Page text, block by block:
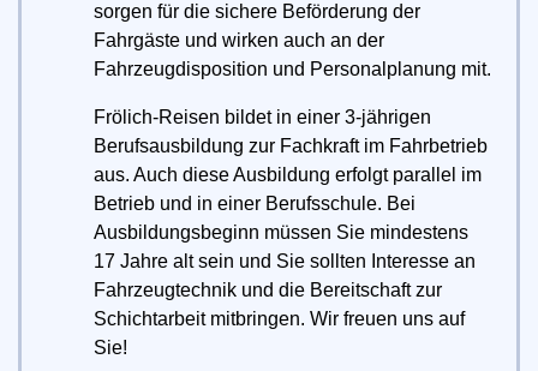
sorgen für die sichere Beförderung der
Fahrgäste und wirken auch an der
Fahrzeugdisposition und Personalplanung mit.
Frölich-Reisen bildet in einer 3-jährigen
Berufsausbildung zur Fachkraft im Fahrbetrieb
aus. Auch diese Ausbildung erfolgt parallel im
Betrieb und in einer Berufsschule. Bei
Ausbildungsbeginn müssen Sie mindestens
17 Jahre alt sein und Sie sollten Interesse an
Fahrzeugtechnik und die Bereitschaft zur
Schichtarbeit mitbringen. Wir freuen uns auf
Sie!